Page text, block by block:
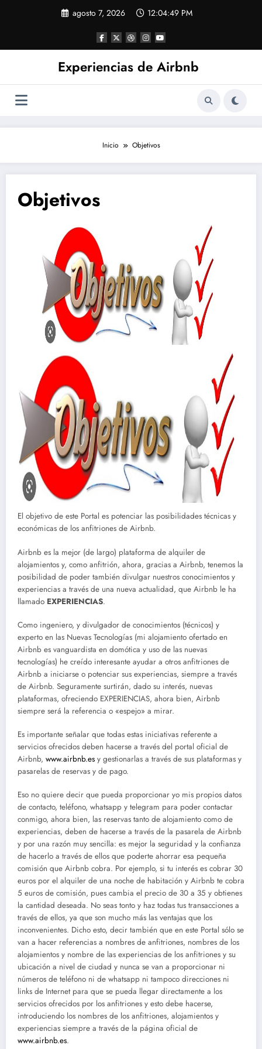
agosto 7, 2026 12:04:50 PM
Experiencias de Airbnb
Inicio Objetivos
Objetivos
El objetivo de este Portal es potenciar las posibilidades técnicas y
económicas de los anfitriones de Airbnb.
Airbnb es la mejor (de largo) plataforma de alquiler de
alojamientos y, como anfitrión, ahora, gracias a Airbnb, tenemos la
posibilidad de poder también divulgar nuestros conocimientos y
experiencias a través de una nueva actualidad, que Airbnb le ha
llamado EXPERIENCIAS.
Como ingeniero, y divulgador de conocimientos (técnicos) y
experto en las Nuevas Tecnologías (mi alojamiento ofertado en
Airbnb es vanguardista en domótica y uso de las nuevas
tecnologías) he creído interesante ayudar a otros anfitriones de
Airbnb a iniciarse o potenciar sus experiencias, siempre a través
de Airbnb. Seguramente surtirán, dado su interés, nuevas
plataformas, ofreciendo EXPERIENCIAS, ahora bien, Airbnb
siempre será la referencia o «espejo» a mirar.
Es importante señalar que todas estas iniciativas referente a
servicios ofrecidos deben hacerse a través del portal oficial de
Airbnb, www.airbnb.es y gestionarlas a través de sus plataformas y
pasarelas de reservas y de pago.
Eso no quiere decir que pueda proporcionar yo mis propios datos
de contacto, teléfono, whatsapp y telegram para poder contactar
conmigo, ahora bien, las reservas tanto de alojamiento como de
experiencias, deben de hacerse a través de la pasarela de Airbnb
y por una razón muy sencilla: es mejor la seguridad y la confianza
de hacerlo a través de ellos que poderte ahorrar esa pequeña
comisión que Airbnb cobra. Por ejemplo, si tu interés es cobrar 30
euros por el alquiler de una noche de habitación y Airbnb te cobra
5 euros de comisión, pues cambia el precio de 30 a 35 y obtienes
la cantidad deseada. No seas tonto y haz todas tus transacciones a
través de ellos, ya que son mucho más las ventajas que los
inconvenientes. Dicho esto, decir también que en este Portal sólo se
van a hacer referencias a nombres de anfitriones, nombres de los
alojamientos y nombre de las experiencias de los anfitriones y su
ubicación a nivel de ciudad y nunca se van a proporcionar ni
números de teléfono ni de whatsapp ni tampoco direcciones ni
links de Internet para que se pueda llegar directamente a los
servicios ofrecidos por los anfitriones y esto debe hacerse,
introduciendo los nombres de los anfitriones, alojamientos y
experiencias siempre a través de la página oficial de
www.airbnb.es.